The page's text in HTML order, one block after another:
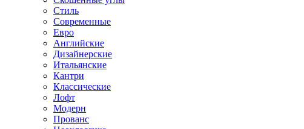
Стиль
Современные
Евро
Английские
Дизайнерские
Итальянские
Кантри
Классические
Лофт
Модерн
Прованс